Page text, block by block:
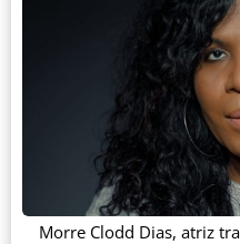
Morre Clodd Dias, atriz